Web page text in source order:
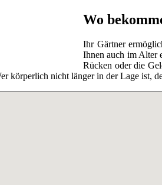
Wo
Ihr Gärtner
Ihnen auch im Alter
Rücken oder die
körperlich nicht länger in der Lage ist,